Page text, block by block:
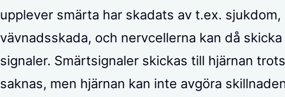
upplever smärta har skadats av t.ex.
vävnadsskada, och nervcellerna kan då
signaler. Smärtsignaler skickas till hjärnan
saknas, men hjärnan kan inte avgöra